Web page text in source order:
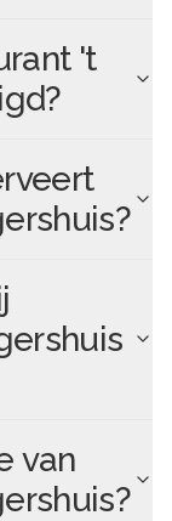
't
?
van
?